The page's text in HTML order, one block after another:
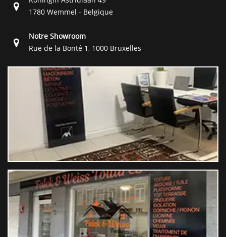
1780 Wemmel - Belgique
Notre Showroom
Rue de la Bonté 1, 1000 Bruxelles